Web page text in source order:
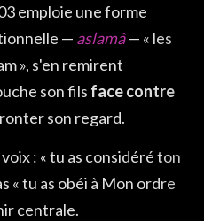
emploie une forme
— aslamâ— « les
», s'en remirent
son fils face contre
son regard.
voix : « tu as considéré ton
« tu as obéi à Mon ordre
centrale.